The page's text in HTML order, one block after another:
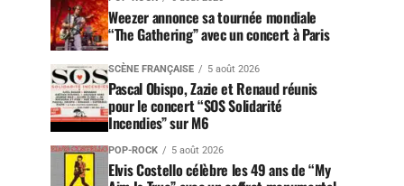
Weezer annonce sa tournée mondiale
“The Gathering” avec un concert à Paris
SCÈNE FRANÇAISE 5 août 2026
Pascal Obispo, Zazie et Renaud réunis
pour le concert “SOS Solidarité
Incendies” sur M6
POP-ROCK 5 août 2026
Elvis Costello célèbre les 49 ans de “My